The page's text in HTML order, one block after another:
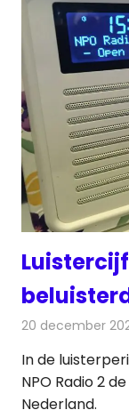
20 december
In de
NPO Radio 2
Nederland.